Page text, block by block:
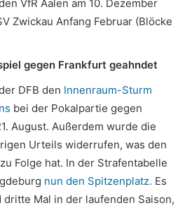
VfR Aalen am 10. Dezember
Zwickau Anfang Februar (Blöcke
gegen Frankfurt geahndet
DFB den Innenraum-Sturm
bei der Pokalpartie gegen
August. Außerdem wurde die
Urteils widerrufen, was den
Folge hat. In der Strafentabelle
nun den Spitzenplatz. Es
Mal in der laufenden Saison,